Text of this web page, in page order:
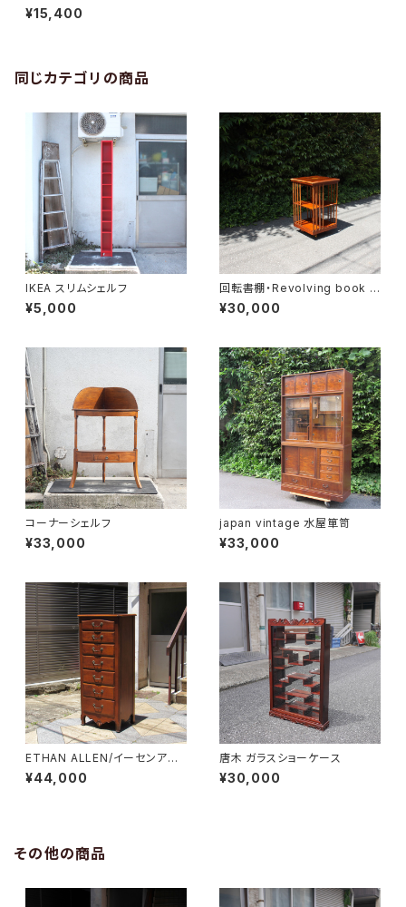
¥15,400
同じカテゴリの商品
IKEA スリムシェルフ
¥5,000
回転書棚・Revolving book c
ase
¥30,000
コーナーシェルフ
¥33,000
japan vintage 水屋箪笥
¥33,000
ETHAN ALLEN/イーセンアー
レン 7段トールチェスト
¥44,000
唐木 ガラスショーケース
¥30,000
その他の商品